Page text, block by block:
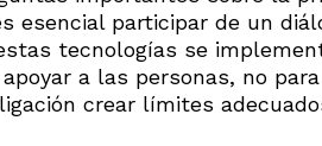
esencial participar de un
tecnologías se
a las personas, no
crear límites